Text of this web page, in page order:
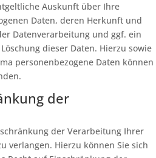
Auskunft über Ihre
Daten, deren Herkunft und
Datenverarbeitung und ggf. ein
dieser Daten. Hierzu sowie
personenbezogene Daten können
der
der Verarbeitung Ihrer
verlangen. Hierzu können Sie sich